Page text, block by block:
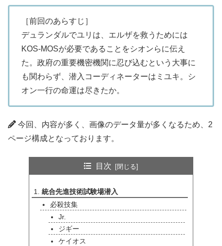
［前回のあらすじ］
デュランダルでユリは、エルザを救うためには
KOS-MOSが必要であることをシオンらに伝え
た。政府の重要機密機関に忍び込むという大事に
も関わらず、潜入コーディネーターはミユキ。シ
オン一行の命運は尽きたか。
今回、内容が多く、画像のデータ量が多くなるため、2
ページ構成となっております。
目次
統合先進技術試験場潜入
必殺技集
Jr.
ジギー
ケイオス